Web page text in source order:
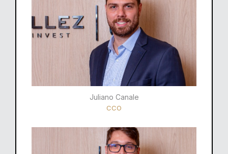
Juliano Canale
CCO